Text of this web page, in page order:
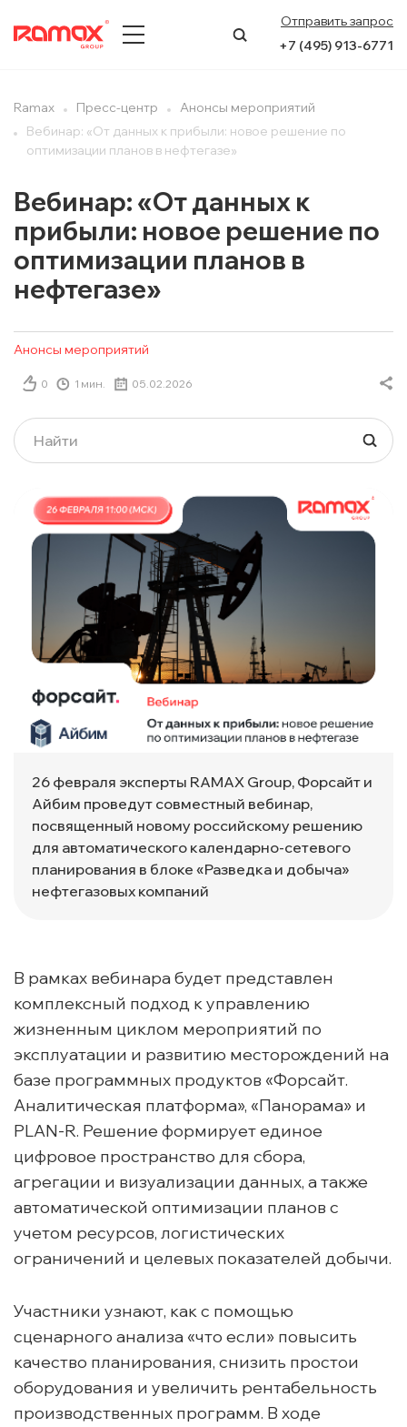
Отправить запрос
+7 (495) 913-6771
ПРЕСС-ЦЕНТР
УСЛУГИ
КЕЙСЫ
Ramax Пресс-центр
Анонсы мероприятий
Вебинар: «От данных к прибыли: новое решение по
оптимизации планов в нефтегазе»
Вебинар: «От данных к
прибыли: новое решение по
оптимизации планов в
нефтегазе»
Анонсы мероприятий
0 1 мин. 05.02.2026
26 февраля эксперты RAMAX Group, Форсайт и
Айбим проведут совместный вебинар,
посвященный новому российскому решению
для автоматического календарно-сетевого
планирования в блоке «Разведка и добыча»
нефтегазовых компаний
В рамках вебинара будет представлен
комплексный подход к управлению
жизненным циклом мероприятий по
эксплуатации и развитию месторождений на
базе программных продуктов «Форсайт.
Аналитическая платформа», «Панорама» и
PLAN-R. Решение формирует единое
цифровое пространство для сбора,
агрегации и визуализации данных, а также
автоматической оптимизации планов с
учетом ресурсов, логистических
ограничений и целевых показателей добычи.
Участники узнают, как с помощью
сценарного анализа «что если» повысить
качество планирования, снизить простои
оборудования и увеличить рентабельность
производственных программ. В ходе